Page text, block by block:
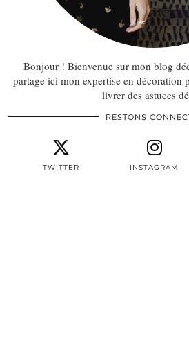
Bonjour ! Bienvenue sur mon blog
partage ici mon expertise en décoration
livrer des astuces
RESTONS
TWITTER INSTAGRAM